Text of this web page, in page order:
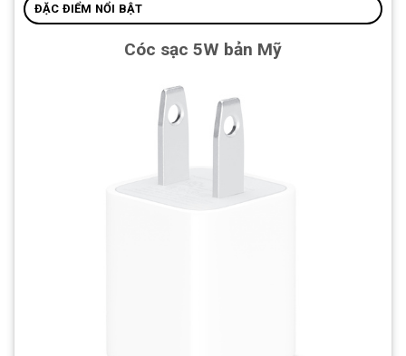
ĐẶC ĐIỂM NỔI BẬT
Cóc sạc 5W bản Mỹ